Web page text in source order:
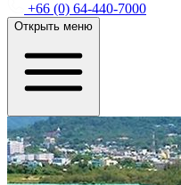
+66 (0) 64-440-7000
Открыть меню